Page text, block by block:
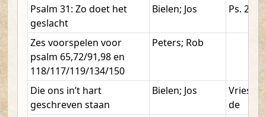
Psalm 31: Zo doet het
geslacht
Bielen; Jos Ps. 24, 6
Zes voorspelen voor
psalm 65,72/91,98 en
118/117/119/134/150
Peters; Rob
Die ons in’t hart
geschreven staan
Bielen; Jos
Vries;
de